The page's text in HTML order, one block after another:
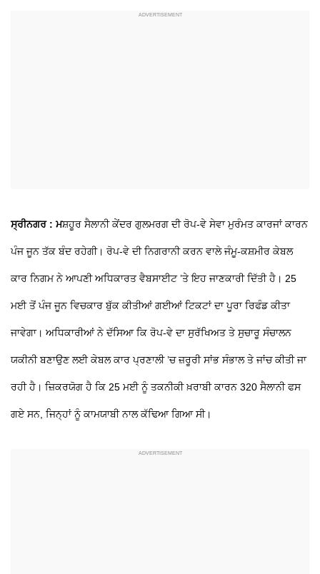
ਸ੍ਰੀਨਗਰ : ਮਸ਼ਹੂਰ ਸੈਲਾਨੀ ਕੇਂਦਰ ਗੁਲਮਰਗ ਦੀ ਰੋਪ-ਵੇ ਸੇਵਾ ਮੁਰੰਮਤ ਕਾਰਜਾਂ ਕਾਰਨ
ਪੰਜ ਜੂਨ ਤੱਕ ਬੰਦ ਰਹੇਗੀ। ਰੋਪ-ਵੇ ਦੀ ਨਿਗਰਾਨੀ ਕਰਨ ਵਾਲੇ ਜੰਮੂ-ਕਸ਼ਮੀਰ ਕੇਬਲ
ਕਾਰ ਨਿਗਮ ਨੇ ਆਪਣੀ ਅਧਿਕਾਰਤ ਵੈਬਸਾਈਟ ’ਤੇ ਇਹ ਜਾਣਕਾਰੀ ਦਿੱਤੀ ਹੈ। 25
ਮਈ ਤੋਂ ਪੰਜ ਜੂਨ ਵਿਚਕਾਰ ਬੁੱਕ ਕੀਤੀਆਂ ਗਈਆਂ ਟਿਕਟਾਂ ਦਾ ਪੂਰਾ ਰਿਫੰਡ ਕੀਤਾ
ਜਾਵੇਗਾ। ਅਧਿਕਾਰੀਆਂ ਨੇ ਦੱਸਿਆ ਕਿ ਰੋਪ-ਵੇ ਦਾ ਸੁਰੱਖਿਅਤ ਤੇ ਸੁਚਾਰੂ ਸੰਚਾਲਨ
ਯਕੀਨੀ ਬਣਾਉਣ ਲਈ ਕੇਬਲ ਕਾਰ ਪ੍ਰਣਾਲੀ ’ਚ ਜ਼ਰੂਰੀ ਸਾਂਭ ਸੰਭਾਲ ਤੇ ਜਾਂਚ ਕੀਤੀ ਜਾ
ਰਹੀ ਹੈ। ਜ਼ਿਕਰਯੋਗ ਹੈ ਕਿ 25 ਮਈ ਨੂੰ ਤਕਨੀਕੀ ਖ਼ਰਾਬੀ ਕਾਰਨ 320 ਸੈਲਾਨੀ ਫਸ
ਗਏ ਸਨ, ਜਿਨ੍ਹਾਂ ਨੂੰ ਕਾਮਯਾਬੀ ਨਾਲ ਕੱਢਿਆ ਗਿਆ ਸੀ।